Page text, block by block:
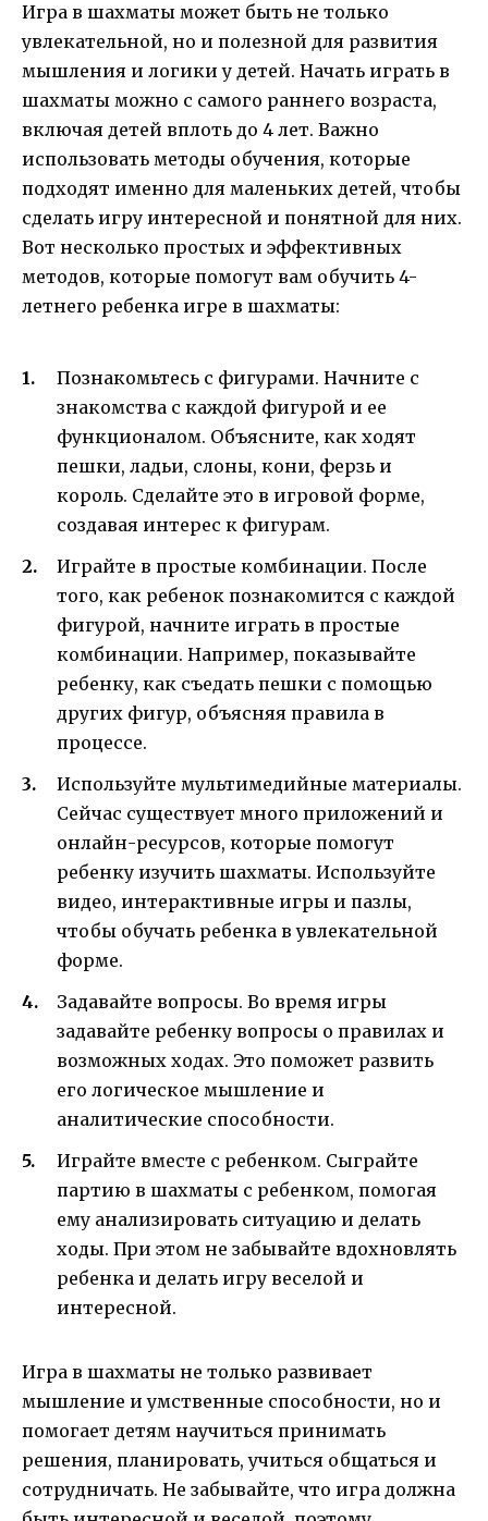
Игра в шахматы может быть не только
увлекательной, но и полезной для развития
мышления и логики у детей. Начать играть в
шахматы можно с самого раннего возраста,
включая детей вплоть до 4 лет. Важно
использовать методы обучения, которые
подходят именно для маленьких детей, чтобы
сделать игру интересной и понятной для них.
Вот несколько простых и эффективных
методов, которые помогут вам обучить 4-
летнего ребенка игре в шахматы:
Познакомьтесь с фигурами. Начните с
знакомства с каждой фигурой и ее
функционалом. Объясните, как ходят
пешки, ладьи, слоны, кони, ферзь и
король. Сделайте это в игровой форме,
создавая интерес к фигурам.
Играйте в простые комбинации. После
того, как ребенок познакомится с каждой
фигурой, начните играть в простые
комбинации. Например, показывайте
ребенку, как съедать пешки с помощью
других фигур, объясняя правила в
процессе.
Используйте мультимедийные материалы.
Сейчас существует много приложений и
онлайн-ресурсов, которые помогут
ребенку изучить шахматы. Используйте
видео, интерактивные игры и пазлы,
чтобы обучать ребенка в увлекательной
форме.
Задавайте вопросы. Во время игры
задавайте ребенку вопросы о правилах и
возможных ходах. Это поможет развить
его логическое мышление и
аналитические способности.
Играйте вместе с ребенком. Сыграйте
партию в шахматы с ребенком, помогая
ему анализировать ситуацию и делать
ходы. При этом не забывайте вдохновлять
ребенка и делать игру веселой и
интересной.
Игра в шахматы не только развивает
мышление и умственные способности, но и
помогает детям научиться принимать
решения, планировать, учиться общаться и
сотрудничать. Не забывайте, что игра должна